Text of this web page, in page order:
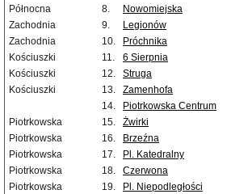
Północna
8. Nowomiejska
Zachodnia
9. Legionów
Zachodnia
10. Próchnika
Kościuszki
11. 6 Sierpnia
Kościuszki
12. Struga
Kościuszki
13. Zamenhofa
14.
Piotrkowska Centrum
Piotrkowska
15. Żwirki
Piotrkowska
16. Brzeźna
Piotrkowska
17. Pl. Katedralny
Piotrkowska
18. Czerwona
Piotrkowska
19. Pl. Niepodległości